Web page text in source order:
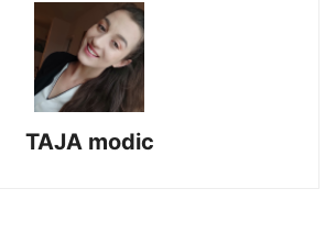
TAJA modic